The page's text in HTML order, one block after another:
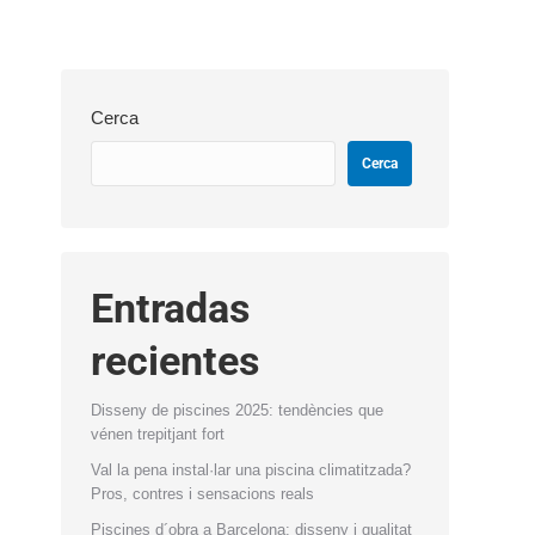
Cerca
Cerca
Entradas
recientes
Disseny de piscines 2025: tendències que
vénen trepitjant fort
Val la pena instal·lar una piscina climatitzada?
Pros, contres i sensacions reals
Piscines d´obra a Barcelona: disseny i qualitat